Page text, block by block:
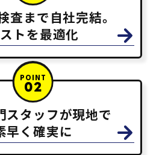
査まで自社完結。
トを最適化
POINT
02
スタッフが現地で
早く確実に